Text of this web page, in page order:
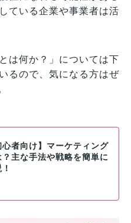
ている企業や事業者は活
は何か？」については下
るので、気になる方はぜ
心者向け】マーケティング
？主な手法や戦略を簡単に